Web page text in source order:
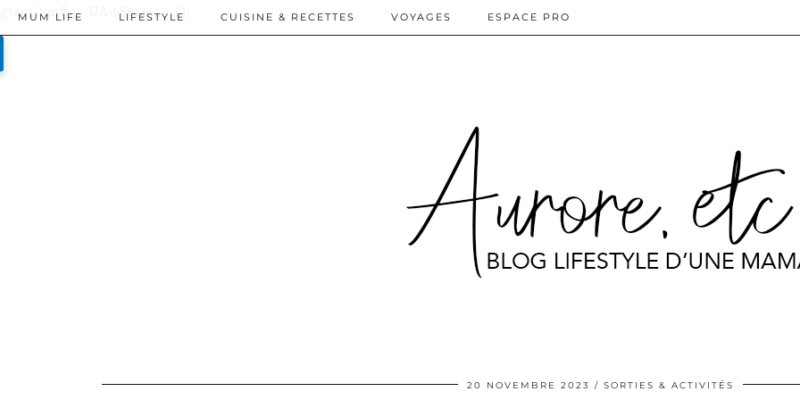
gtag('config', 'UA-68614623-1');
MUM LIFE LIFESTYLE CUISINE & RECETTES VOYAGES ESPACE PRO
20 NOVEMBRE 2023 SORTIES & ACTIVITÉS